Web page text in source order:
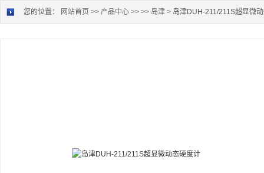
您的位置： 网站首页 >> 产品中心 >> >> 岛津 > 岛津DUH-211/211S超显微